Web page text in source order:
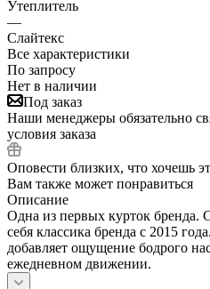
Утеплитель
—
Слайтекс
Все характеристики
По запросу
Нет в наличии
Под заказ
Наши менеджеры обязательно
условия заказа
Оповести близких, что хочешь
Вам также может понравиться
Описание
Одна из первых курток бренда.
себя классика бренда c 2015
добавляет ощущение бодрого
ежедневном движении.